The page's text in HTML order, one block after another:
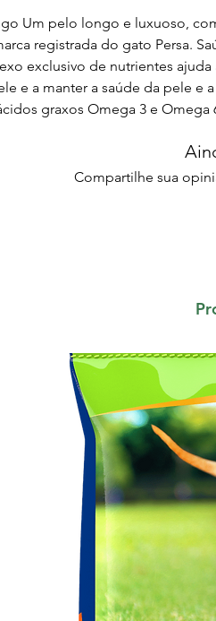
Um pelo longo e luxuoso,
registrada do gato Persa.
exclusivo de nutrientes ajuda
e a manter a saúde da pele e
graxos Omega 3 e Omega
Compartilhe sua